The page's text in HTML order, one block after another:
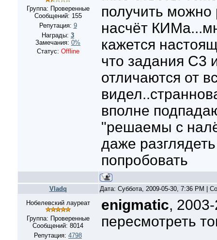
Группа: Проверенные
Сообщений: 155
Репутация: 9
Награды: 3
Замечания: 0%
Статус: Offline
получить
насчёт
кажется
что задания С3
отличаются от
вполне
"решаемы с
даже
попробовать
Vladq
Дата: Суббота, 2009-05-30, 7:36 PM |
Нобелевский лауреат
Группа: Проверенные
Сообщений: 8014
Репутация: 4798
enigmatic,
пересмотреть